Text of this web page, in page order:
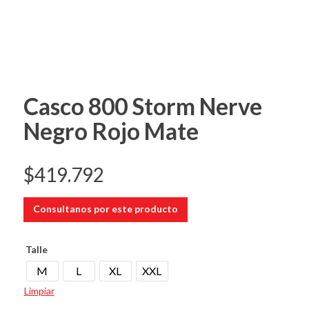
Casco 800 Storm Nerve
Negro Rojo Mate
$419.792
Consultanos por este producto
Talle
M L XL XXL
Limpiar